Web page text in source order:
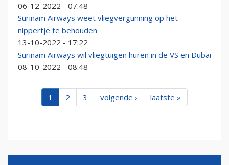
06-12-2022 - 07:48
Surinam Airways weet vliegvergunning op het
nippertje te behouden
13-10-2022 - 17:22
Surinam Airways wil vliegtuigen huren in de VS en Dubai
08-10-2022 - 08:48
1 2 3 volgende › laatste »